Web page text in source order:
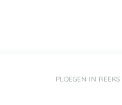
PLOEGEN IN REEKS